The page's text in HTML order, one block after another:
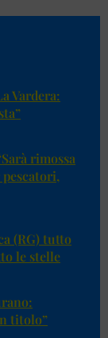
Vardera:
rimossa
(RG) tutto
le stelle
titolo”